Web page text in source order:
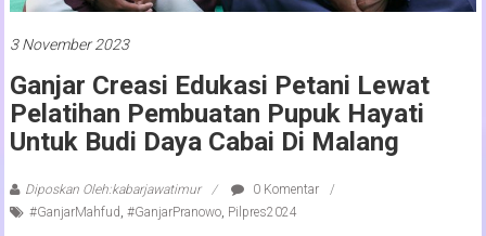
3 November 2023
Ganjar Creasi Edukasi Petani Lewat
Pelatihan Pembuatan Pupuk Hayati
Untuk Budi Daya Cabai Di Malang
Diposkan Oleh:kabarjawatimur
0 Komentar
#GanjarMahfud, #GanjarPranowo, Pilpres2024